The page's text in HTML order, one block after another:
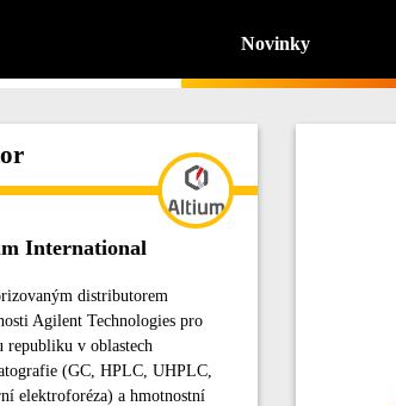
Novinky
International
distributorem
Agilent Technologies pro
republiku v oblastech
(GC, HPLC, UHPLC,
elektroforéza) a hmotnostní